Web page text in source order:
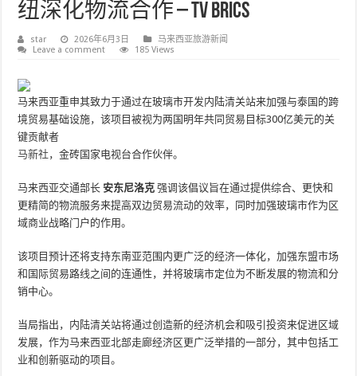
纽深化物流合作 – TV BRICS
star 2026年6月3日
马来西亚旅游新闻
Leave a comment
185 Views
马来西亚重申其致力于通过在玻璃市开发内陆清关站来加强与泰国的跨
境贸易基础设施，该项目被视为两国明年共同贸易目标300亿美元的关
键贡献者
马新社，金砖国家电视台合作伙伴。
马来西亚交通部长 安东尼洛克 强调该倡议旨在通过提供综合、更快和
更精简的物流服务来提高双边贸易流动的效率，同时加强玻璃市作为区
域商业战略门户的作用。
该项目预计还将支持东南亚范围内更广泛的经济一体化，加强东盟市场
和国际贸易路线之间的连通性，并将玻璃市定位为不断发展的物流和分
销中心。
当局指出，内陆清关站将通过创造新的经济机会和吸引投资来促进区域
发展，作为马来西亚北部走廊经济区更广泛举措的一部分，其中包括工
业和创新驱动的项目。